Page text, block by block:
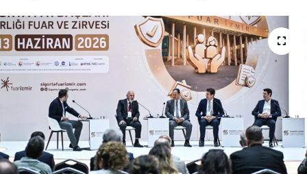
MAGAZİN
POLİTİKA
SAĞLIK
Siyaset
SPOR